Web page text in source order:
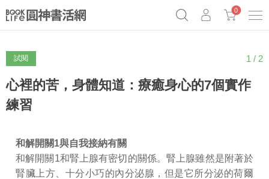
0
試閱 1 / 2
心裡的苦，身體知道：療癒身心的7個實作
練習
和解開關1與自我接納有關
和解開關1和腎上腺有密切的關係。腎上腺雖然是附著於
腎臟上方、十分小巧的內分泌腺，但是它所分泌的荷爾